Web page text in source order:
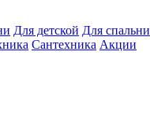
Для детской Для спальни
Сантехника Акции